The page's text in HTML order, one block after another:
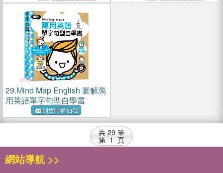
29.Mind Map English 圖解萬
用英語單字句型自學書
到貨時通知我
共 29 筆
第 1 頁
網站導航 >>